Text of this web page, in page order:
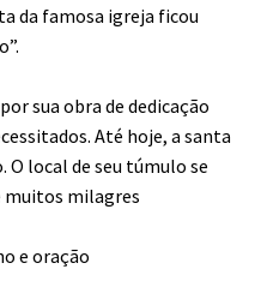
da famosa igreja ficou
sua obra de dedicação
Até hoje, a santa
local de seu túmulo se
muitos milagres
e oração